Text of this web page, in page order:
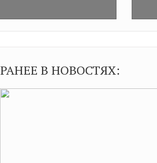
РАНЕЕ В НОВОСТЯХ: